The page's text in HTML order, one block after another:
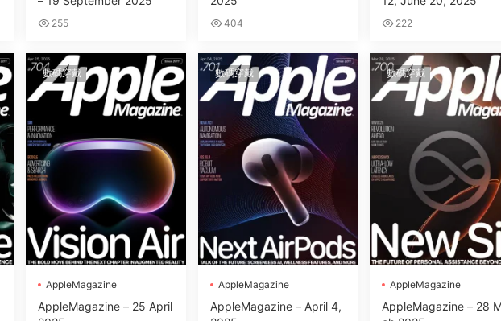
255 404 222
數碼穿戴
AppleMagazine
AppleMagazine – 25 April
數碼穿戴
AppleMagazine
AppleMagazine – April 4,
數碼穿戴
AppleMagazine
AppleMagazine – 28